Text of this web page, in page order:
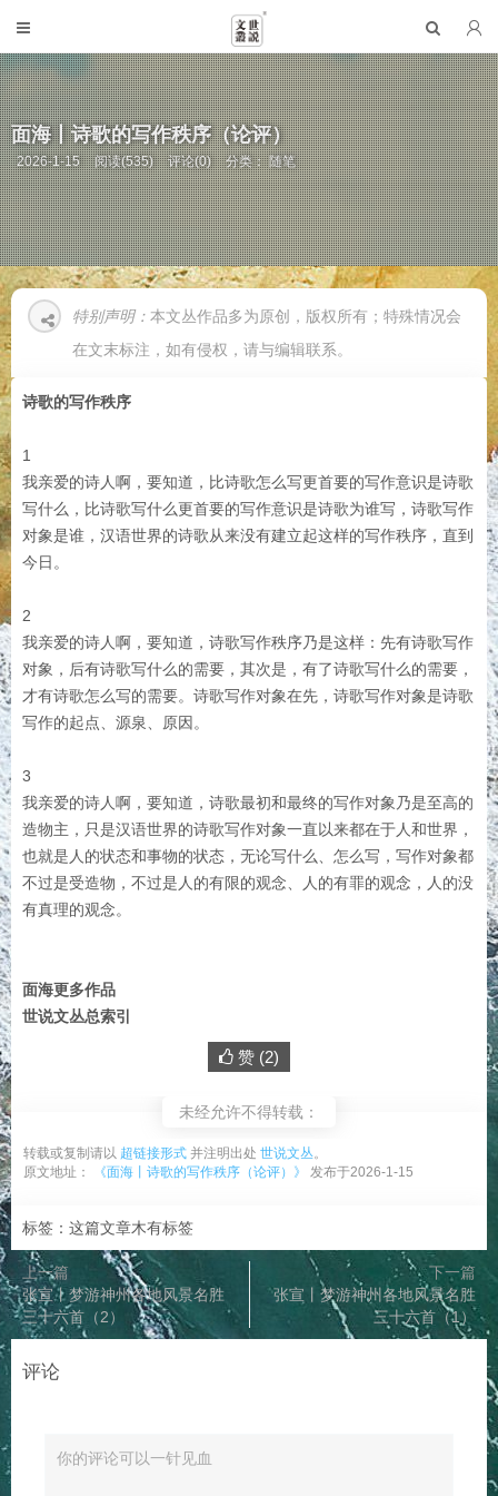
面海丨诗歌的写作秩序（论评）
2026-1-15 阅读(535) 评论(0) 分类：随笔
特别声明： 本文丛作品多为原创，版权所有；特殊情况会
在文末标注，如有侵权，请与编辑联系。
诗歌的写作秩序
1
我亲爱的诗人啊，要知道，比诗歌怎么写更首要的写作意识是诗歌
写什么，比诗歌写什么更首要的写作意识是诗歌为谁写，诗歌写作
对象是谁，汉语世界的诗歌从来没有建立起这样的写作秩序，直到
今日。
2
我亲爱的诗人啊，要知道，诗歌写作秩序乃是这样：先有诗歌写作
对象，后有诗歌写什么的需要，其次是，有了诗歌写什么的需要，
才有诗歌怎么写的需要。诗歌写作对象在先，诗歌写作对象是诗歌
写作的起点、源泉、原因。
3
我亲爱的诗人啊，要知道，诗歌最初和最终的写作对象乃是至高的
造物主，只是汉语世界的诗歌写作对象一直以来都在于人和世界，
也就是人的状态和事物的状态，无论写什么、怎么写，写作对象都
不过是受造物，不过是人的有限的观念、人的有罪的观念，人的没
有真理的观念。
面海更多作品
世说文丛总索引
赞 (2)
未经允许不得转载：
转载或复制请以 超链接形式 并注明出处 世说文丛。
原文地址：
《面海丨诗歌的写作秩序（论评）》 发布于2026-1-15
标签：这篇文章木有标签
上一篇
张宣丨梦游神州各地风景名胜
三十六首（2）
下一篇
张宣丨梦游神州各地风景名胜
三十六首（1）
评论